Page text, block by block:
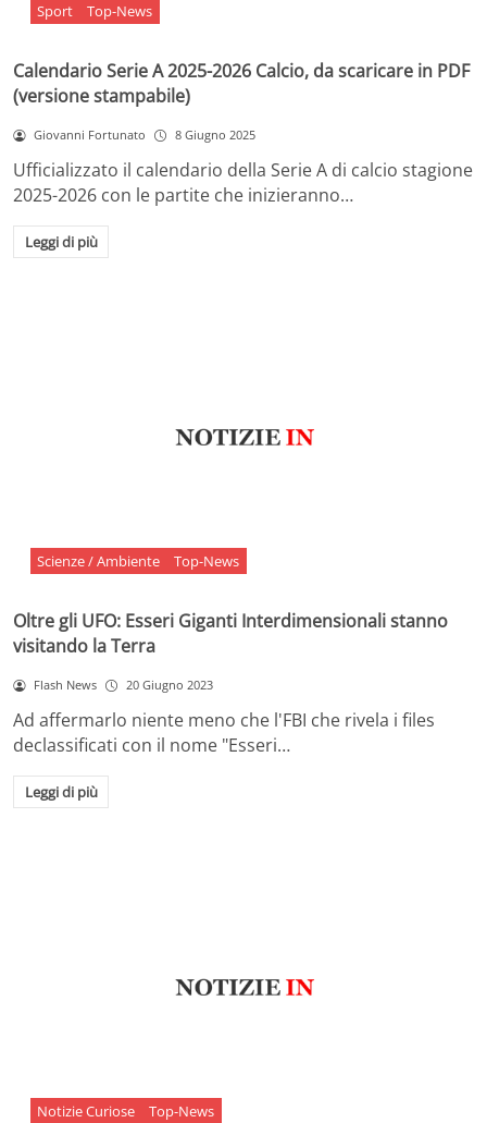
Sport Top-News
Calendario Serie A 2025-2026 Calcio, da scaricare in PDF
(versione stampabile)
Giovanni Fortunato 8 Giugno 2025
Ufficializzato il calendario della Serie A di calcio stagione
2025-2026 con le partite che inizieranno…
Leggi di più
Scienze / Ambiente Top-News
Oltre gli UFO: Esseri Giganti Interdimensionali stanno
visitando la Terra
Flash News 20 Giugno 2023
Ad affermarlo niente meno che l'FBI che rivela i files
declassificati con il nome "Esseri…
Leggi di più
Notizie Curiose Top-News